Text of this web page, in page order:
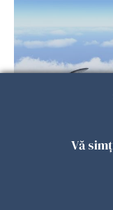
Încă o dronă a
românesc
Vă